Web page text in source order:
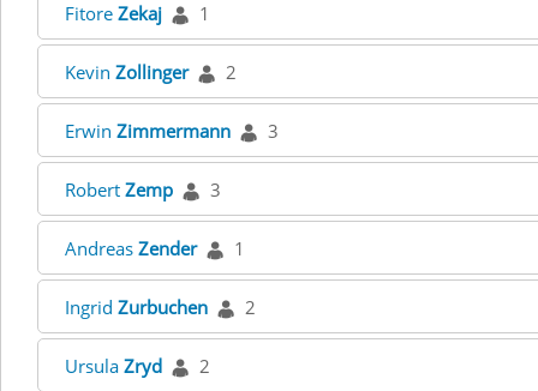
Fitore Zekaj 1
Kevin Zollinger 2
Erwin Zimmermann 3
Robert Zemp 3
Andreas Zender 1
Ingrid Zurbuchen 2
Ursula Zryd 2